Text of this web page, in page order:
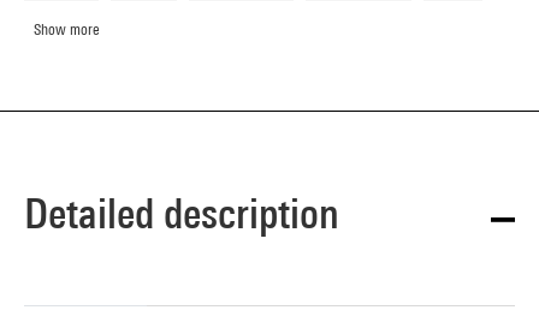
Show more
Detailed description